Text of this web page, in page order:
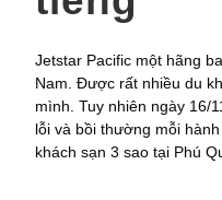
Jetstar Pacific một hãng
Nam. Được rất nhiều du
mình. Tuy nhiên ngày 16/
lỗi và bồi thường mỗi
khách sạn 3 sao tại Phú